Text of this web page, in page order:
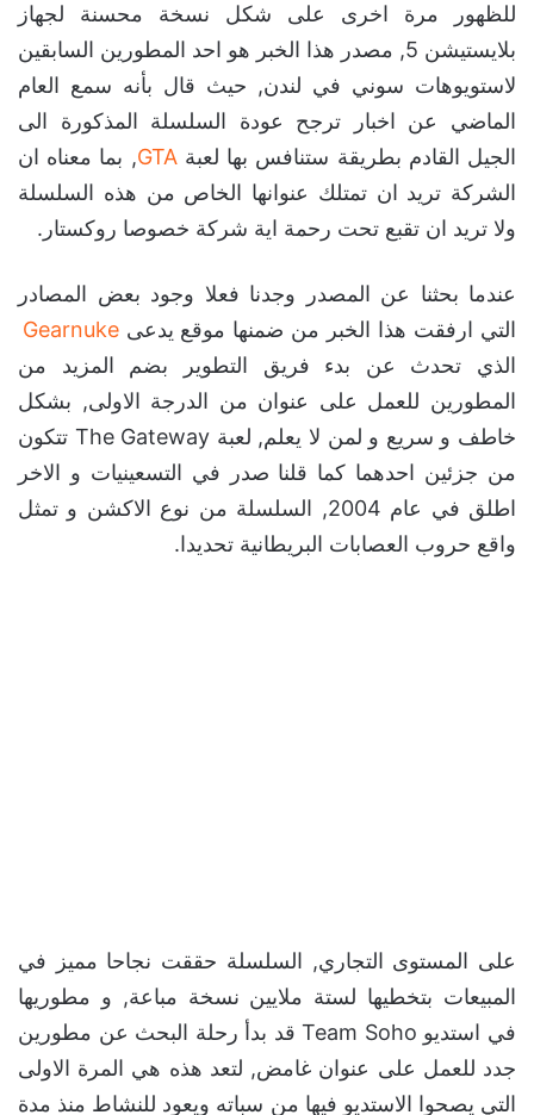
للظهور مرة اخرى على شكل نسخة محسنة لجهاز
بلايستيشن 5, مصدر هذا الخبر هو احد المطورين السابقين
لاستويوهات سوني في لندن, حيث قال بأنه سمع العام
الماضي عن اخبار ترجح عودة السلسلة المذكورة الى
الجيل القادم بطريقة ستنافس بها لعبةGTA, بما معناه ان
الشركة تريد ان تمتلك عنوانها الخاص من هذه السلسلة
ولا تريد ان تقبع تحت رحمة اية شركة خصوصا روكستار.
عندما بحثنا عن المصدر وجدنا فعلا وجود بعض المصادر
التي ارفقت هذا الخبر من ضمنها موقع يدعىGearnuke
الذي تحدث عن بدء فريق التطوير بضم المزيد من
المطورين للعمل على عنوان من الدرجة الاولى, بشكل
خاطف و سريع و لمن لا يعلم, لعبة The Gateway تتكون
من جزئين احدهما كما قلنا صدر في التسعينيات و الاخر
اطلق في عام 2004, السلسلة من نوع الاكشن و تمثل
واقع حروب العصابات البريطانية تحديدا.
على المستوى التجاري, السلسلة حققت نجاحا مميز في
المبيعات بتخطيها لستة ملايين نسخة مباعة, و مطوريها
في استديو Team Soho قد بدأ رحلة البحث عن مطورين
جدد للعمل على عنوان غامض, لتعد هذه هي المرة الاولى
التي يصحوا الاستديو فيها من سباته ويعود للنشاط منذ مدة